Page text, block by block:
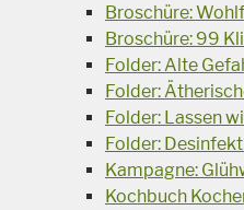
Broschüre:
Broschüre: 99
Folder: Alte
Folder:
Folder: Lassen
Folder:
Kampagne:
Kochbuch